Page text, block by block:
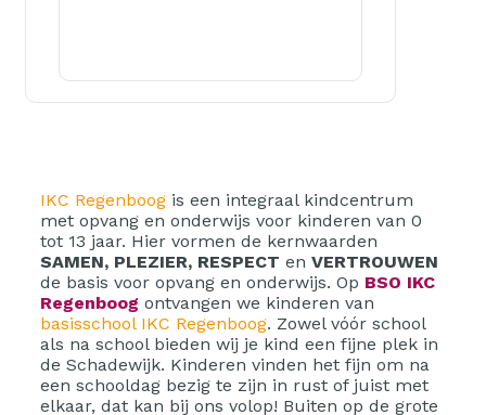
IKC Regenboogis een integraal kindcentrum
met opvang en onderwijs voor kinderen van 0
tot 13 jaar. Hier vormen de kernwaarden
SAMEN, PLEZIER, RESPECT en VERTROUWEN
de basis voor opvang en onderwijs. Op BSO IKC
Regenboog ontvangen we kinderen van
basisschool IKC Regenboog. Zowel vóór school
als na school bieden wij je kind een fijne plek in
de Schadewijk. Kinderen vinden het fijn om na
een schooldag bezig te zijn in rust of juist met
elkaar, dat kan bij ons volop! Buiten op de grote